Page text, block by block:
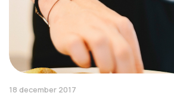
18 december 2017